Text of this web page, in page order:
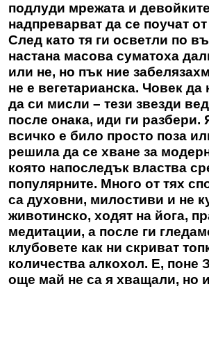
подлуди мрежата и
надпреварват да се поучат
След като тя ги осветли по
настана масова суматоха
или не, но пък ние
не е вегетарианска. Човек да
да си мисли – тези звезди
после онака, иди ги разбери.
всичко е било просто поза
решила да се хване за
която напоследък властва
популярните. Много от тях
са духовни, милостиви и не
животинско, ходят на йога,
медитации, а после ги
клубовете как ни скриват
количества алкохол. Е, поне
още май не са я хващали, но